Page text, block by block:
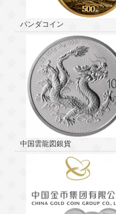
パンダコイン
中国雲龍図銀貨